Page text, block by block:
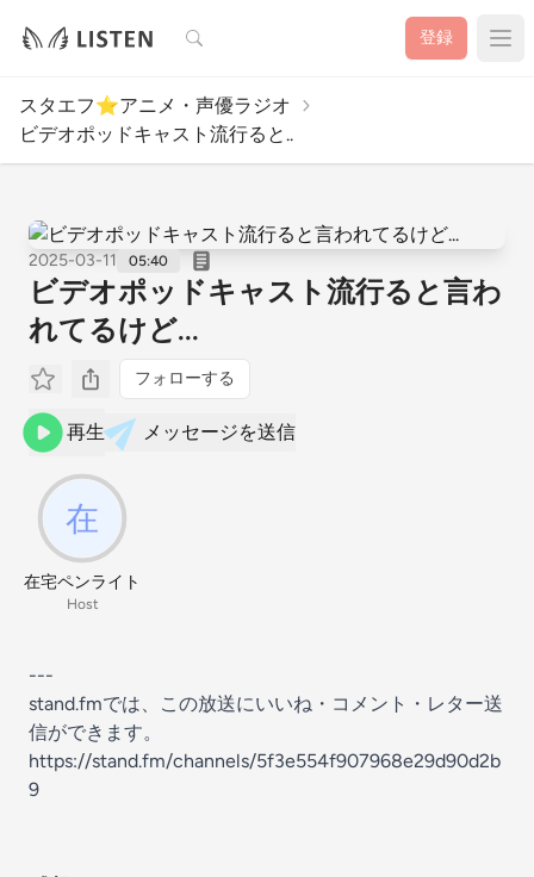
検索 登録
スタエフ⭐️アニメ・声優ラジオ
ビデオポッドキャスト流行ると..
2025-03-11 05:40
ビデオポッドキャスト流行ると言わ
れてるけど...
フォローする
再生 メッセージを送信
在宅ペンライト
Host
---
stand.fmでは、この放送にいいね・コメント・レター送
信ができます。
https://stand.fm/channels/5f3e554f907968e29d90d2b
9